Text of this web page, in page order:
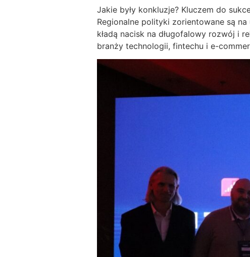
Jakie były konkluzje? Kluczem do
Regionalne polityki zorientowane są
kładą nacisk na długofalowy rozwój i
branży technologii, fintechu i e-